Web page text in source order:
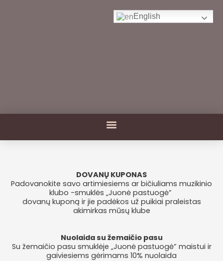
Menu
DOVANŲ KUPONAS
Padovanokite savo artimiesiems ar bičiuliams muzikinio
klubo -smuklės „Juonė pastuogė”
dovanų kuponą ir jie padėkos už puikiai praleistas
akimirkas mūsų klube
Nuolaida su žemaičio pasu
Su žemaičio pasu smuklėje „Juonė pastuogė” maistui ir
gaiviesiems gėrimams 10% nuolaida
English